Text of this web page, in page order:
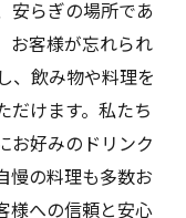
安らぎの場所であ
お客様が忘れられ
、飲み物や料理を
だけます。私たち
お好みのドリンク
慢の料理も多数お
様への信頼と安心